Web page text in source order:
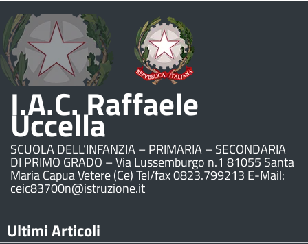
I.A.C. Raffaele
Uccella
SCUOLA DELL’INFANZIA – PRIMARIA – SECONDARIA
DI PRIMO GRADO – Via Lussemburgo n.1 81055 Santa
Maria Capua Vetere (Ce) Tel/fax 0823.799213 E-Mail:
ceic83700n@istruzione.it
Ultimi Articoli